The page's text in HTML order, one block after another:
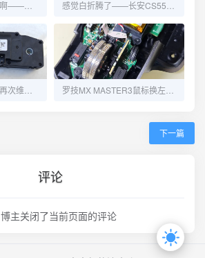
下一篇
评论
博主关闭了当前页面的评论